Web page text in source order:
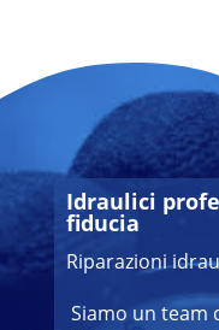
Idraulici
fiducia
Riparazioni
Siamo un team